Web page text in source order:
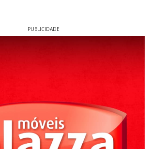
PUBLICIDADE